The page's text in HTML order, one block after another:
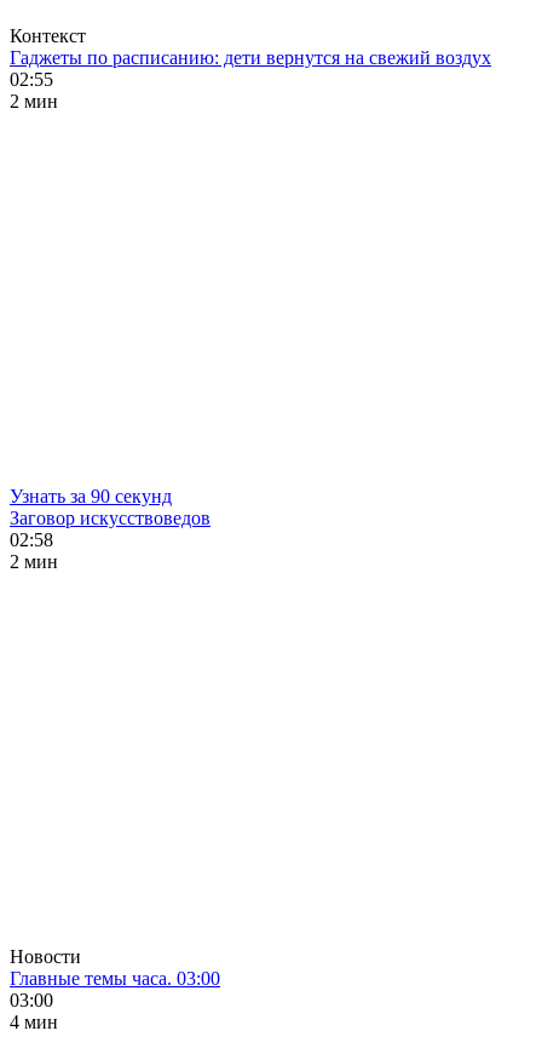
Контекст
Гаджеты по расписанию: дети вернутся на свежий воздух
02:55
2 мин
Узнать за 90 секунд
Заговор искусствоведов
02:58
2 мин
Новости
Главные темы часа. 03:00
03:00
4 мин